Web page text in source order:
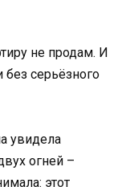
не продам. И
серьёзного
увидела
огней –
этот